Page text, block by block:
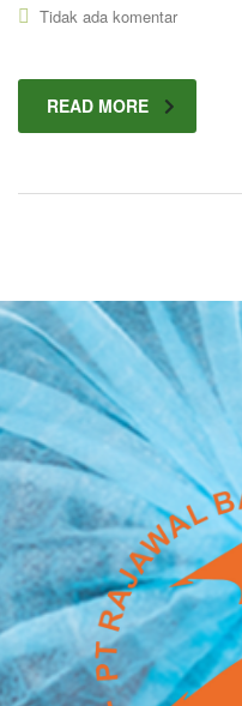
Tidak ada komentar
READ MORE